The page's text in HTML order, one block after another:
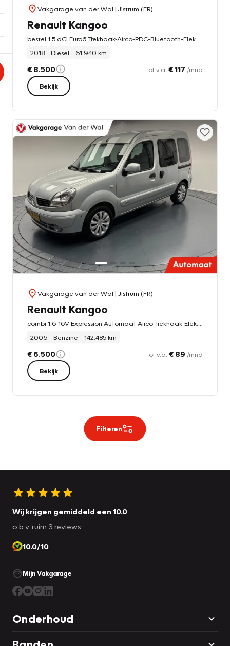
Vakgarage van der Wal | Jistrum (FR)
Renault Kangoo
2018
Diesel 61.940 km
€ 8.500 of v.a. € 117 /mnd
Bekijk
Vakgarage van der Wal | Jistrum (FR)
Renault Kangoo
2006
Benzine 142.485 km
€ 6.500 of v.a. € 89 /mnd
Bekijk
Filteren
Wij krijgen gemiddeld een 10.0
o.b.v. ruim 3 reviews
10.0/10
Mijn Vakgarage
Onderhoud